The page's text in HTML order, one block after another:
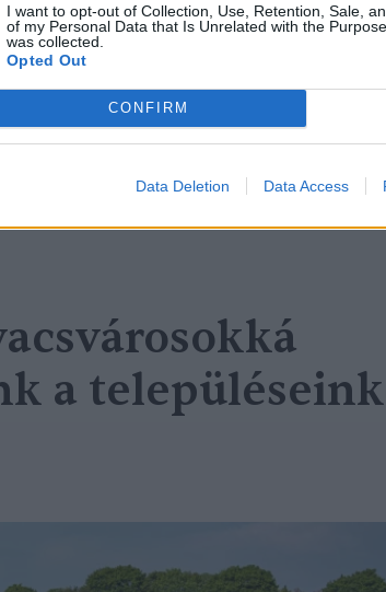
I want to opt-out of Collection, Use, Retention, Sale,
of my Personal Data that Is Unrelated with the
was collected.
Opted Out
CONFIRM
Data Deletion Data Access
legfőbb
ember | Holnapután
Nincs élet
Ljasuk
Greendex
a